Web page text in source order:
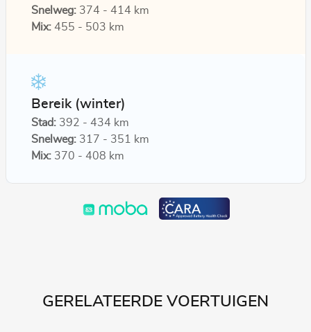
Snelweg:374 - 414 km
Mix:455 - 503 km
Bereik (winter)
Stad:392 - 434 km
Snelweg:317 - 351 km
Mix:370 - 408 km
GERELATEERDE VOERTUIGEN